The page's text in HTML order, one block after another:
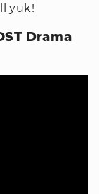
yuk!
Drama